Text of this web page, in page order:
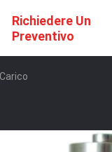
Richiedere Un
Preventivo